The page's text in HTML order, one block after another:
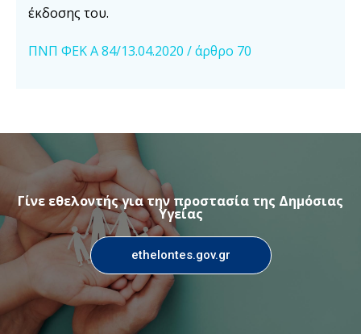
έκδοσης του.
ΠΝΠ ΦΕΚ Α 84/13.04.2020 / άρθρο 70
Γίνε εθελοντής για την προστασία της Δημόσιας
Υγείας
ethelontes.gov.gr